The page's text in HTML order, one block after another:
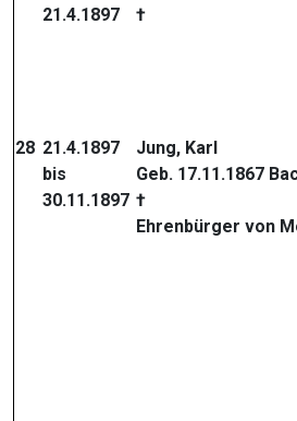
21.4.1897
†
28 21.4.1897
bis
30.11.1897
Jung, Karl
Geb. 17.11.1867
†
Ehrenbürger von